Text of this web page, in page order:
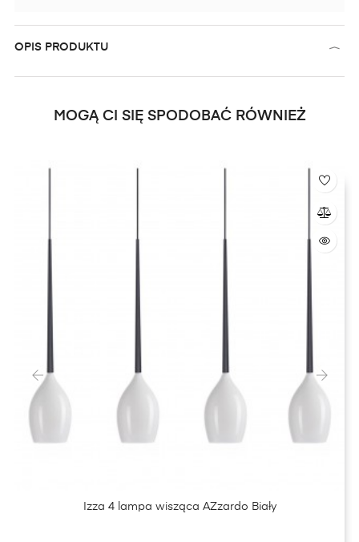
OPIS PRODUKTU
MOGĄ CI SIĘ SPODOBAĆ RÓWNIEŻ
Izza 4 lampa wisząca AZzardo Biały
‹